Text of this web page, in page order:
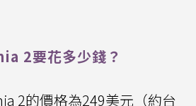
2要花多少錢？
2的價格為249美元（約台